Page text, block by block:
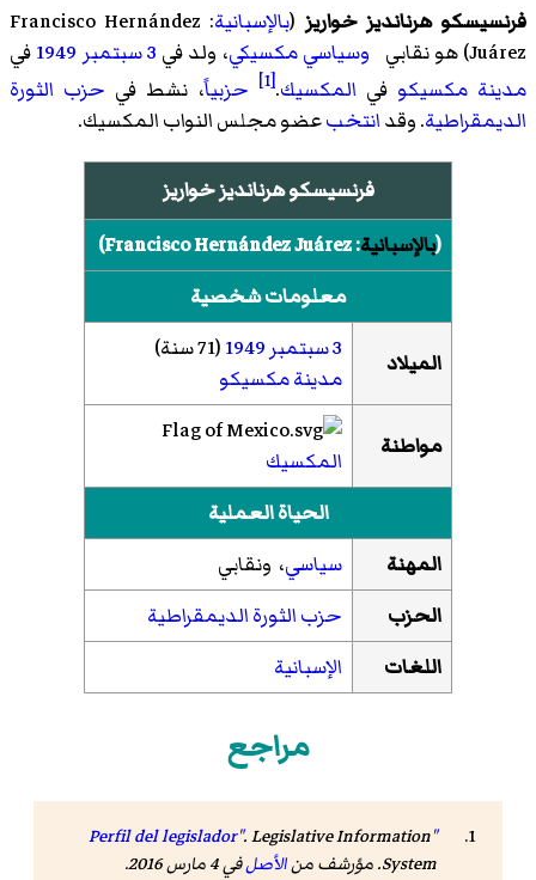
فرنسيسكو هرنانديز خواريز(بالإسبانية:
Francisco Hernández
Juárez)‏ هو نقابي وسياسي مكسيكي، ولد في 3 سبتمبر 1949في
مدينة مكسيكو في المكسيك.
[1] حزبياً، نشط في حزب الثورة
الديمقراطية. وقدانتخبعضو مجلس النواب المكسيك.
فرنسيسكو هرنانديز خواريز
(بالإسبانية:
Francisco Hernández Juárez
)‏
معلومات شخصية
الميلاد 3 سبتمبر 1949(71 سنة)
مدينة مكسيكو
مواطنة
المكسيك
الحياة العملية
المهنة
سياسي، ونقابي
الحزب
حزب الثورة الديمقراطية
اللغات
الإسبانية
مراجع
"Perfil del legislador"
. Legislative Information
System. مؤرشف من
الأصلفي 4 مارس 2016 .